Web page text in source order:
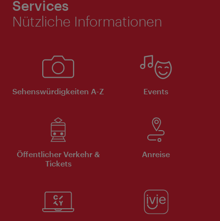
Services
Nützliche Informationen
Sehenswürdigkeiten A-Z Events
Öffentlicher Verkehr &
Tickets
Anreise